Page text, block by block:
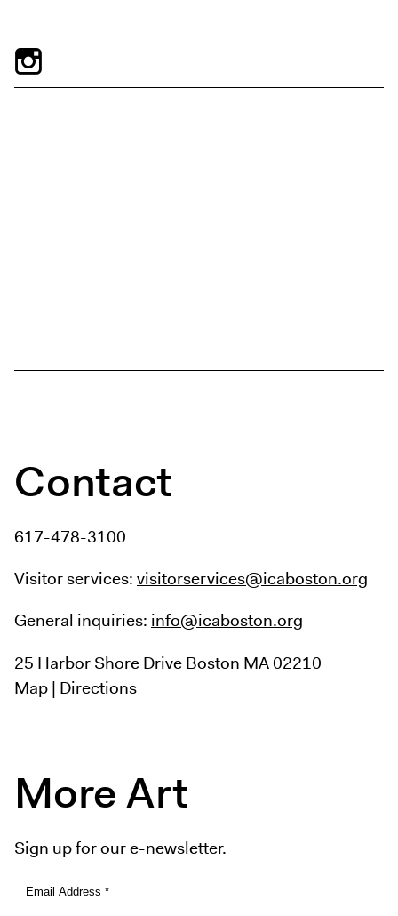
Contact
617-478-3100
Visitor services:visitorservices@icaboston.org
General inquiries: info@icaboston.org
25 Harbor Shore DriveBoston MA 02210
Map| Directions
More Art
Sign up for our e-newsletter.